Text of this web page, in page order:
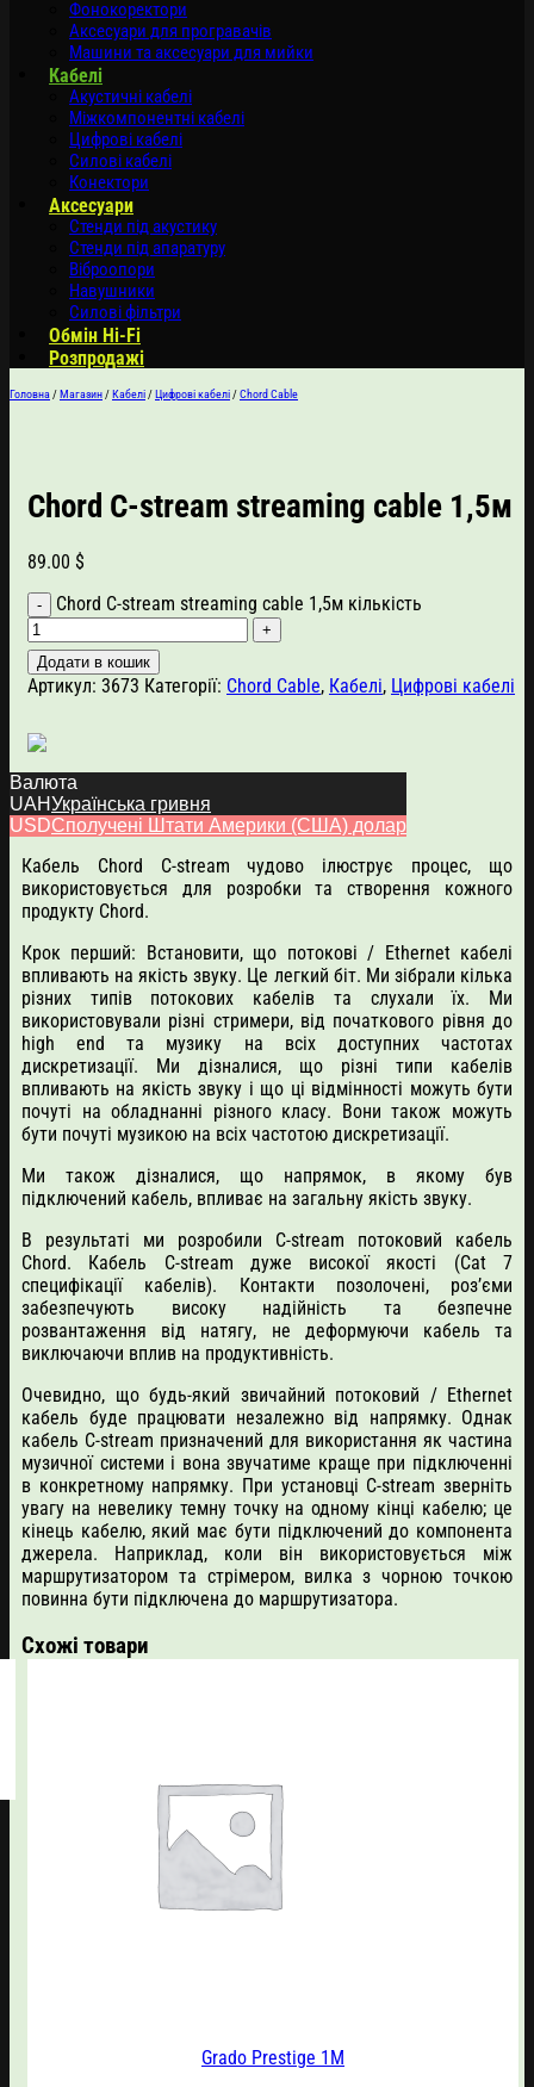
Фонокоректори
Аксесуари для програвачів
Машини та аксесуари для мийки
Кабелі
Акустичні кабелі
Міжкомпонентні кабелі
Цифрові кабелі
Силові кабелі
Конектори
Аксесуари
Стенди під акустику
Стенди під апаратуру
Віброопори
Навушники
Силові фільтри
Обмін Hi-Fi
Розпродажі
Головна /Магазин /Кабелі /Цифрові кабелі /Chord Cable
Chord C-stream streaming cable 1,5м
89.00 $
Chord C-stream streaming cable 1,5м кількість
Додати в кошик
Артикул: 3673 Категорії: Chord Cable, Кабелі, Цифрові кабелі
Опис
Кабель Chord C-stream чудово ілюструє процес, що
використовується для розробки та створення кожного
продукту Chord.
Крок перший: Встановити, що потокові / Ethernet кабелі
впливають на якість звуку. Це легкий біт. Ми зібрали кілька
різних типів потокових кабелів та слухали їх. Ми
використовували різні стримери, від початкового рівня до
high end та музику на всіх доступних частотах
дискретизації. Ми дізналися, що різні типи кабелів
впливають на якість звуку і що ці відмінності можуть бути
почуті на обладнанні різного класу. Вони також можуть
бути почуті музикою на всіх частотою дискретизації.
Ми також дізналися, що напрямок, в якому був
підключений кабель, впливає на загальну якість звуку.
В результаті ми розробили C-stream потоковий кабель
Chord. Кабель C-stream дуже високої якості (Cat 7
специфікації кабелів). Контакти позолочені, роз’єми
забезпечують високу надійність та безпечне
розвантаження від натягу, не деформуючи кабель та
виключаючи вплив на продуктивність.
Очевидно, що будь-який звичайний потоковий / Ethernet
кабель буде працювати незалежно від напрямку. Однак
кабель C-stream призначений для використання як частина
музичної системи і вона звучатиме краще при підключенні
в конкретному напрямку. При установці C-stream зверніть
увагу на невелику темну точку на одному кінці кабелю; це
кінець кабелю, який має бути підключений до компонента
джерела. Наприклад, коли він використовується між
маршрутизатором та стрімером, вилка з чорною точкою
повинна бути підключена до маршрутизатора.
Схожі товари
Grado Prestige 1M
Валюта
UAHУкраїнська гривня
USDСполучені Штати Америки (США) долар